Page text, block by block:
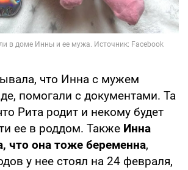
что Инна с мужем
помогали с документами. Та
Рита родит и некому будет
ее в роддом. Также Инна
что она тоже беременна,
у нее стоял на 24 февраля,